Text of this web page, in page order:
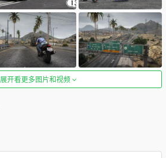
展开看更多图片和视频